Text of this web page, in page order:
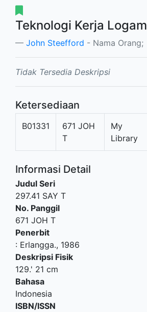
Teknologi Kerja Logam
John Steefford - Nama Orang;
Tidak Tersedia Deskripsi
Ketersediaan
B01331
671 JOH
T
My
Library
Informasi Detail
Judul Seri
297.41 SAY T
No. Panggil
671 JOH T
Penerbit
: Erlangga., 1986
Deskripsi Fisik
129.' 21 cm
Bahasa
Indonesia
ISBN/ISSN